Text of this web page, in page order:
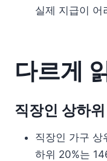
실제 지급이 어
다르게
직장인 상하
직장인 가구 상
하위 20%는